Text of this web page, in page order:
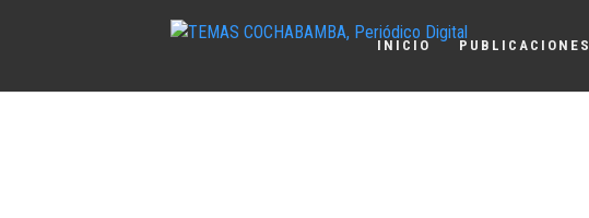
INICIO PUBLICACIONES